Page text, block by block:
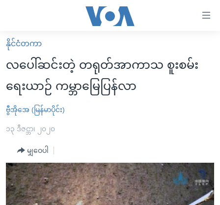
လွယ်ကူ
စေ
Link
များ
ပင်မ
ကျော်
ကြည့်
ရန်
မူလစာမျက်နှာ
မြန်မာ
ကမ္ဘာ့သတင်းများ
နိုင်ငံတကာ
အစ္စရေး-ပါလက်စတိုင်း
ဗွီဒီယို
အင်္ဂလိပ်စာလေ့လာမယ်
အမေရိကန်သုံးအီဒီယံ
မကြေးမုံရဲ့ အင်္ဂလိပ်စာ
အပတ်စဉ်ကဏ္ဍများ
ရေဒီယို
ရေဒီယိုနှင့်ရုပ်သံ အချက်အလက်များ
နိုင်ငံတကာ
လပေါ်ဆင်းတဲ့ တရုတ်အာကာသ စူးစမ်း
ရေးယာဉ် ကမ္ဘာမြေပြန်လာ
ဗွီအိုအေ (မြန်မာပိုင်း)
၁၃ ဒီဇင္ဘာ၊ ၂၀၂၀
မျှဝေပါ